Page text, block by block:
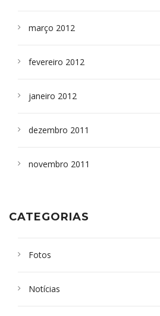
março 2012
fevereiro 2012
janeiro 2012
dezembro 2011
novembro 2011
CATEGORIAS
Fotos
Notícias